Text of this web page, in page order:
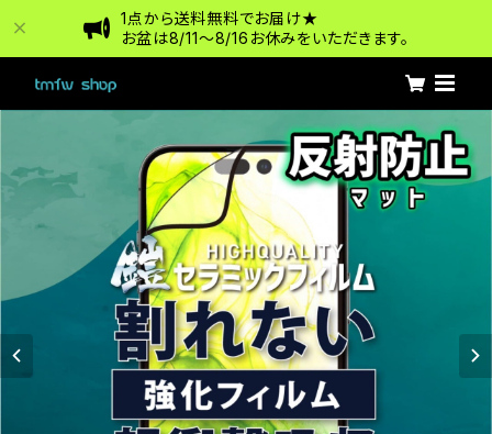
1点から送料無料でお届け★
お盆は8/11〜8/16お休みをいただきます。